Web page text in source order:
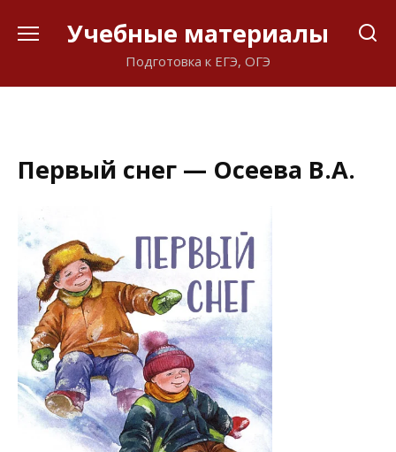
Учебные материалы
Подготовка к ЕГЭ, ОГЭ
Первый снег — Осеева В.А.